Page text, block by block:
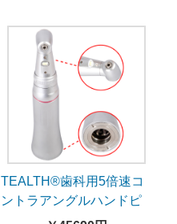
TEALTH®歯科用5倍速コ
ントラアングルハンドピ
ース1020CHL-105-内部注